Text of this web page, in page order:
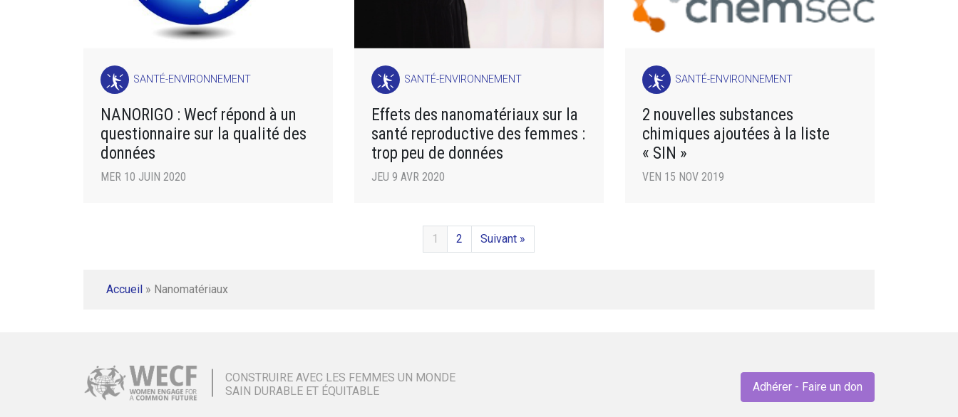
SANTÉ-ENVIRONNEMENT
NANORIGO : Wecf répond à un
questionnaire sur la qualité des
données
MER 10 JUIN 2020
SANTÉ-ENVIRONNEMENT
Effets des nanomatériaux sur la
santé reproductive des femmes :
trop peu de données
JEU 9 AVR 2020
SANTÉ-ENVIRONNEMENT
2 nouvelles substances
chimiques ajoutées à la liste
« SIN »
VEN 15 NOV 2019
1 2 Suivant »
Accueil » Nanomatériaux
CONSTRUIRE AVEC LES FEMMES UN MONDE
SAIN DURABLE ET ÉQUITABLE
Adhérer - Faire un don